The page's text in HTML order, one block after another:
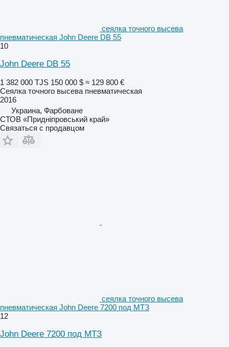
сеялка точного высева
пневматическая John Deere DB 55
10
John Deere DB 55
1 382 000 TJS 150 000 $ ≈ 129 800 €
Сеялка точного высева пневматическая
2016
Украина, Фарбоване
СТОВ «Придніпровський край»
Связаться с продавцом
сеялка точного высева
пневматическая John Deere 7200 под МТЗ
12
John Deere 7200 под МТЗ